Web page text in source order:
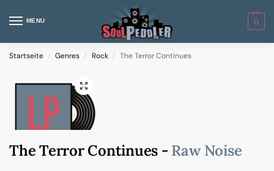
MENU 0
Startseite / Genres / Rock / The Terror Continues
The Terror Continues - Raw Noise